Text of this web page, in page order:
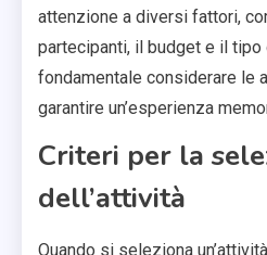
attenzione a diversi fattori,
partecipanti, il budget e il tipo
fondamentale considerare le
garantire un’esperienza
Criteri per la
dell’attività
Quando si seleziona